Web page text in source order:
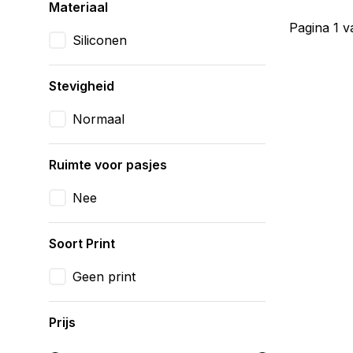
Materiaal
Siliconen
Stevigheid
Normaal
Ruimte voor pasjes
Nee
Soort Print
Geen print
Prijs
Pagina 1